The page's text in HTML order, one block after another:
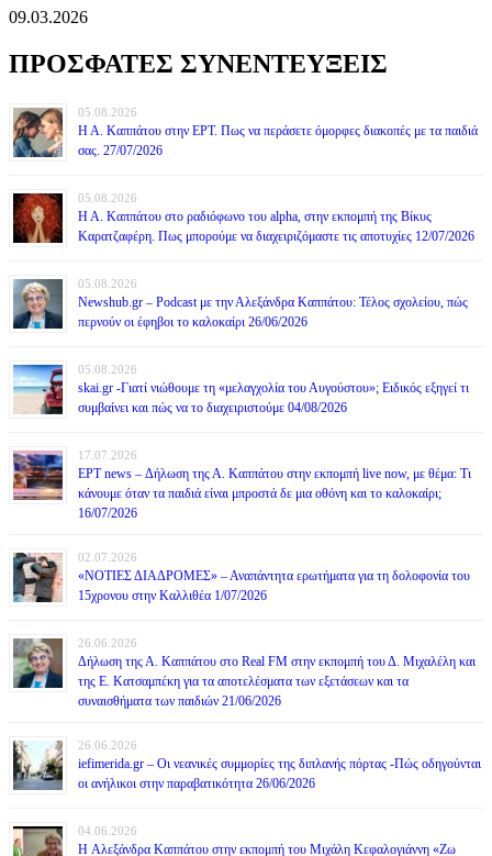
09.03.2026
ΠΡΟΣΦΑΤΕΣ ΣΥΝΕΝΤΕΥΞΕΙΣ
05.08.2026
Η Α. Καππάτου στην ΕΡΤ. Πως να περάσετε όμορφες διακοπές με τα παιδιά
σας. 27/07/2026
05.08.2026
Η Α. Καππάτου στο ραδιόφωνο του alpha, στην εκπομπή της Βίκυς
Καρατζαφέρη. Πως μπορούμε να διαχειριζόμαστε τις αποτυχίες 12/07/2026
05.08.2026
Newshub.gr – Podcast με την Αλεξάνδρα Καππάτου: Τέλος σχολείου, πώς
περνούν οι έφηβοι το καλοκαίρι 26/06/2026
05.08.2026
skai.gr -Γιατί νιώθουμε τη «μελαγχολία του Αυγούστου»; Ειδικός εξηγεί τι
συμβαίνει και πώς να το διαχειριστούμε 04/08/2026
17.07.2026
ΕΡΤ news – Δήλωση της Α. Καππάτου στην εκπομπή live now, με θέμα: Τι
κάνουμε όταν τα παιδιά είναι μπροστά δε μια οθόνη και το καλοκαίρι;
16/07/2026
02.07.2026
«ΝΟΤΙΕΣ ΔΙΑΔΡΟΜΕΣ» – Αναπάντητα ερωτήματα για τη δολοφονία του
15χρονου στην Καλλιθέα 1/07/2026
26.06.2026
Δήλωση της Α. Καππάτου στο Real FM στην εκπομπή του Δ. Μιχαλέλη και
της Ε. Κατσαμπέκη για τα αποτελέσματα των εξετάσεων και τα
συναισθήματα των παιδιών 21/06/2026
26.06.2026
iefimerida.gr – Οι νεανικές συμμορίες της διπλανής πόρτας -Πώς οδηγούνται
οι ανήλικοι στην παραβατικότητα 26/06/2026
04.06.2026
H Αλεξάνδρα Καππάτου στην εκπομπή του Μιχάλη Κεφαλογιάννη «Ζω